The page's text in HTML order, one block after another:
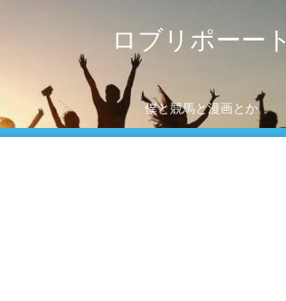
ロブリポーート
僕と競馬と漫画とか